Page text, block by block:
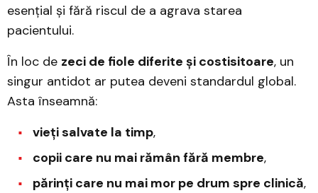
esențial și fără riscul de a agrava starea
pacientului.
În loc de zeci de fiole diferite și costisitoare, un
singur antidot ar putea deveni standardul global.
Asta înseamnă:
vieți salvate la timp,
copii care nu mai rămân fără membre,
părinți care nu mai mor pe drum spre clinică,